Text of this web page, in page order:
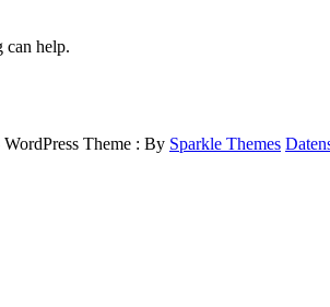
can help.
Theme : By Sparkle Themes